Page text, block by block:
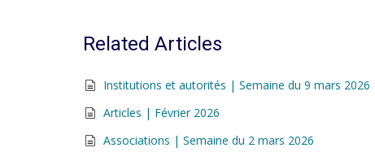
Related Articles
Institutions et autorités | Semaine du 9 mars 2026
Articles | Février 2026
Associations | Semaine du 2 mars 2026